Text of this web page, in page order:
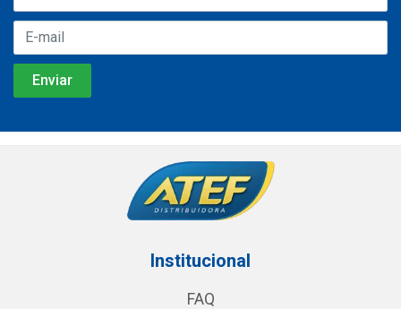
Institucional
FAQ